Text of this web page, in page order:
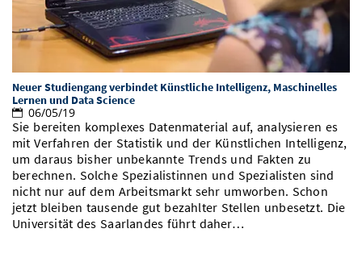
Neuer Studiengang verbindet Künstliche Intelligenz, Maschinelles
Lernen und Data Science
06/05/19
Sie bereiten komplexes Datenmaterial auf, analysieren es
mit Verfahren der Statistik und der Künstlichen Intelligenz,
um daraus bisher unbekannte Trends und Fakten zu
berechnen. Solche Spezialistinnen und Spezialisten sind
nicht nur auf dem Arbeitsmarkt sehr umworben. Schon
jetzt bleiben tausende gut bezahlter Stellen unbesetzt. Die
Universität des Saarlandes führt daher…